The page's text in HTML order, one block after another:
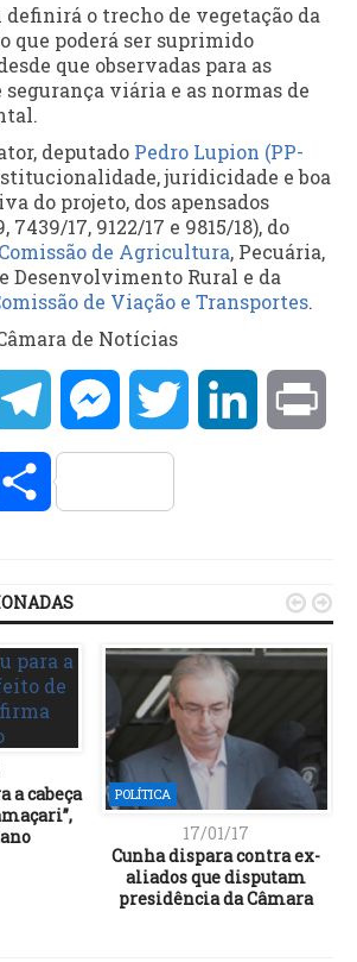
definirá o trecho de vegetação da
que poderá ser suprimido
que observadas para as
segurança viária e as normas de
deputado Pedro Lupion (PP-
juridicidade e boa
do projeto, dos apensados
7439/17, 9122/17 e 9815/18), do
de Agricultura, Pecuária,
Desenvolvimento Rural e da
de Viação e Transportes.
de Notícias
TelegramMessengerTwitter LinkedIn
Compartilhar
a cabeça
POLÍTICA
17/01/17
Cunha dispara contra ex-
aliados que disputam
presidência da Câmara
 